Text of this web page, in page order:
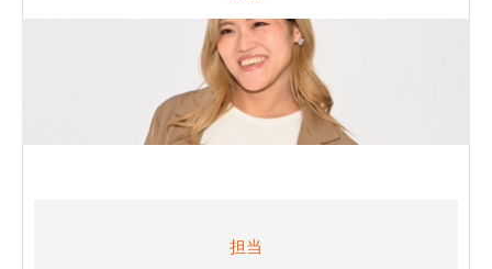
担当